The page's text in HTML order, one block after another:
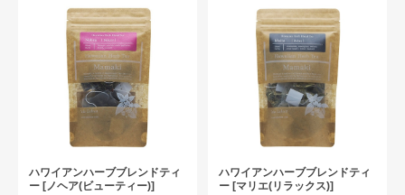
ハワイアンハーブブレンドティ
ー [ノヘア(ビューティー)]
ハワイアンハーブブレンドティ
ー [マリエ(リラックス)]